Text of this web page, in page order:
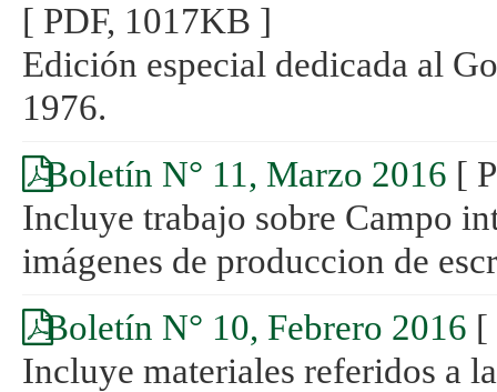
[ PDF, 1017KB ]
Edición especial dedicada al
1976.
Boletín N° 11, Marzo 2016 [
Incluye trabajo sobre Campo
imágenes de produccion de
Boletín N° 10, Febrero 2016 [
Incluye materiales referidos a